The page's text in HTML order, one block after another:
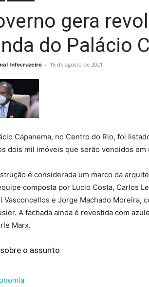
gera
do Palácio
Infocruzeiro - 15 de agosto de 2021
Capanema, no Centro do Rio, foi
dois mil imóveis que serão vendidos
é considerada um marco da
composta por Lucio Costa, Carlos
Vasconcellos e Jorge Machado Moreira,
A fachada ainda é revestida com
Marx.
o assunto